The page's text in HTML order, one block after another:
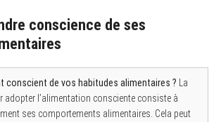
conscience de ses
conscient de vos habitudes alimentaires ? La
adopter l’alimentation consciente consiste à
ses comportements alimentaires. Cela peut